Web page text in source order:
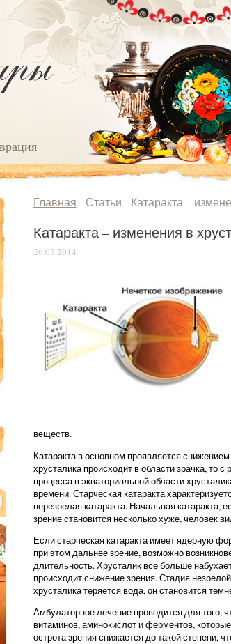
Главная - Статьи - Катаракта –
Катаракта – изменения в
26.03.2014
веществ.
Катаракта в основном проявляется
хрусталика происходит в области зрачка, то
процесса в экваториальной области
времени. Старческая катаракта
перезрелая катаракта. Начальная
зрение становится несколько хуже, человек
Если старческая катаракта имеет ядерную
при этом дальнее зрение, возможно
длительность. Хрусталик все больше
происходит снижение зрения. Стадия
хрусталика теряется вода, он становится
Амбулаторное лечение проводится для того,
витаминов, аминокислот и ферментов,
острота зрения снижается до такой степени,